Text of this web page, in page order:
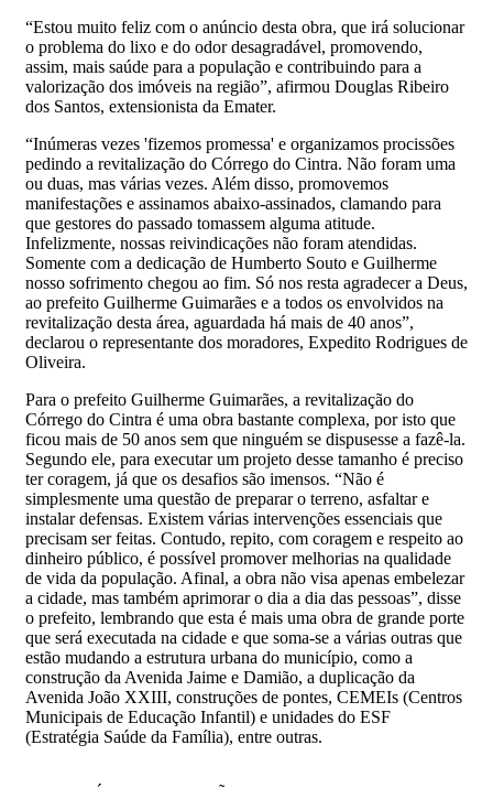
“Estou muito feliz com o anúncio desta obra, que irá solucionar
o problema do lixo e do odor desagradável, promovendo,
assim, mais saúde para a população e contribuindo para a
valorização dos imóveis na região”, afirmou Douglas Ribeiro
dos Santos, extensionista da Emater.
“Inúmeras vezes 'fizemos promessa' e organizamos procissões
pedindo a revitalização do Córrego do Cintra. Não foram uma
ou duas, mas várias vezes. Além disso, promovemos
manifestações e assinamos abaixo-assinados, clamando para
que gestores do passado tomassem alguma atitude.
Infelizmente, nossas reivindicações não foram atendidas.
Somente com a dedicação de Humberto Souto e Guilherme
nosso sofrimento chegou ao fim. Só nos resta agradecer a Deus,
ao prefeito Guilherme Guimarães e a todos os envolvidos na
revitalização desta área, aguardada há mais de 40 anos”,
declarou o representante dos moradores, Expedito Rodrigues de
Oliveira.
Para o prefeito Guilherme Guimarães, a revitalização do
Córrego do Cintra é uma obra bastante complexa, por isto que
ficou mais de 50 anos sem que ninguém se dispusesse a fazê-la.
Segundo ele, para executar um projeto desse tamanho é preciso
ter coragem, já que os desafios são imensos. “Não é
simplesmente uma questão de preparar o terreno, asfaltar e
instalar defensas. Existem várias intervenções essenciais que
precisam ser feitas. Contudo, repito, com coragem e respeito ao
dinheiro público, é possível promover melhorias na qualidade
de vida da população. Afinal, a obra não visa apenas embelezar
a cidade, mas também aprimorar o dia a dia das pessoas”, disse
o prefeito, lembrando que esta é mais uma obra de grande porte
que será executada na cidade e que soma-se a várias outras que
estão mudando a estrutura urbana do município, como a
construção da Avenida Jaime e Damião, a duplicação da
Avenida João XXIII, construções de pontes, CEMEIs (Centros
Municipais de Educação Infantil) e unidades do ESF
(Estratégia Saúde da Família), entre outras.